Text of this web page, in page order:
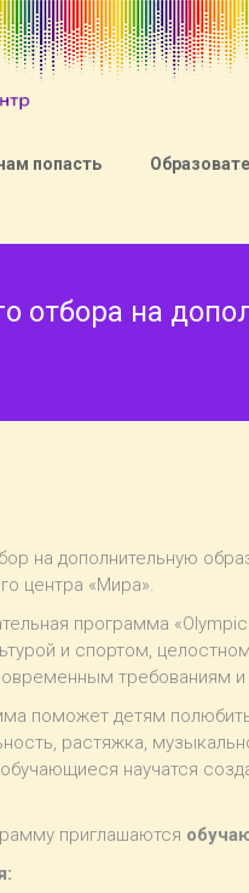
попасть
отбора на
на дополнительную
центра «Мира».
программа
и спортом,
требованиям
поможет детям
растяжка,
научатся
приглашаются